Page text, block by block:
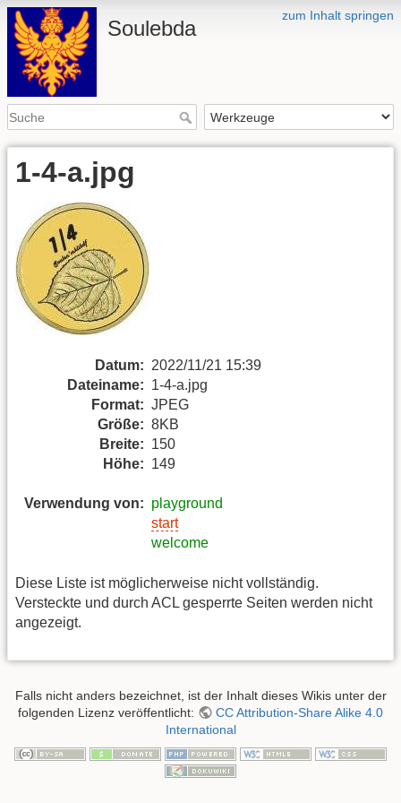
zum Inhalt springen
Soulebda
1-4-a.jpg
Datum: 2022/11/21 15:39
Dateiname: 1-4-a.jpg
Format: JPEG
Größe: 8KB
Breite: 150
Höhe: 149
Verwendung von: playground
start
welcome
Diese Liste ist möglicherweise nicht vollständig.
Versteckte und durch ACL gesperrte Seiten werden nicht
angezeigt.
Falls nicht anders bezeichnet, ist der Inhalt dieses Wikis unter der
folgenden Lizenz veröffentlicht:
CC Attribution-Share Alike 4.0
International